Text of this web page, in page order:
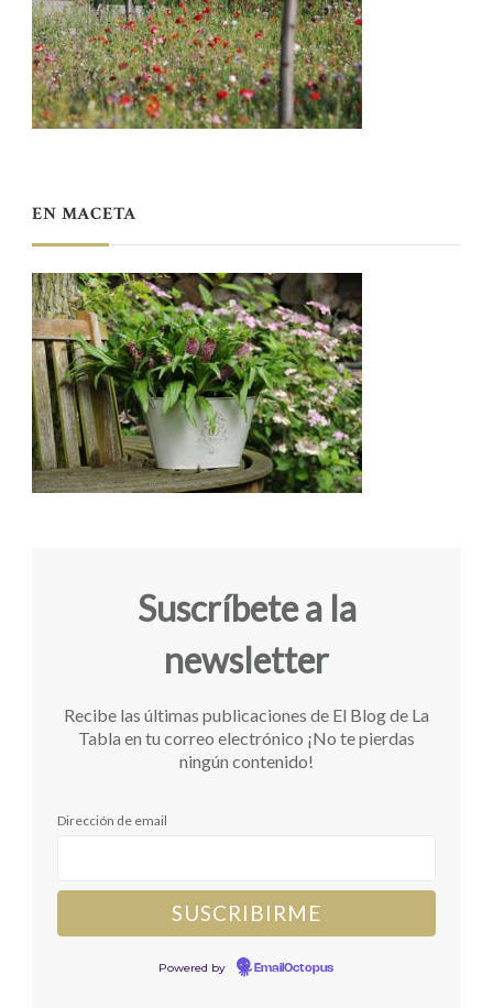
EN MACETA
Suscríbete a la
newsletter
Recibe las últimas publicaciones de El Blog de La
Tabla en tu correo electrónico ¡No te pierdas
ningún contenido!
Dirección de email
Powered by EmailOctopus